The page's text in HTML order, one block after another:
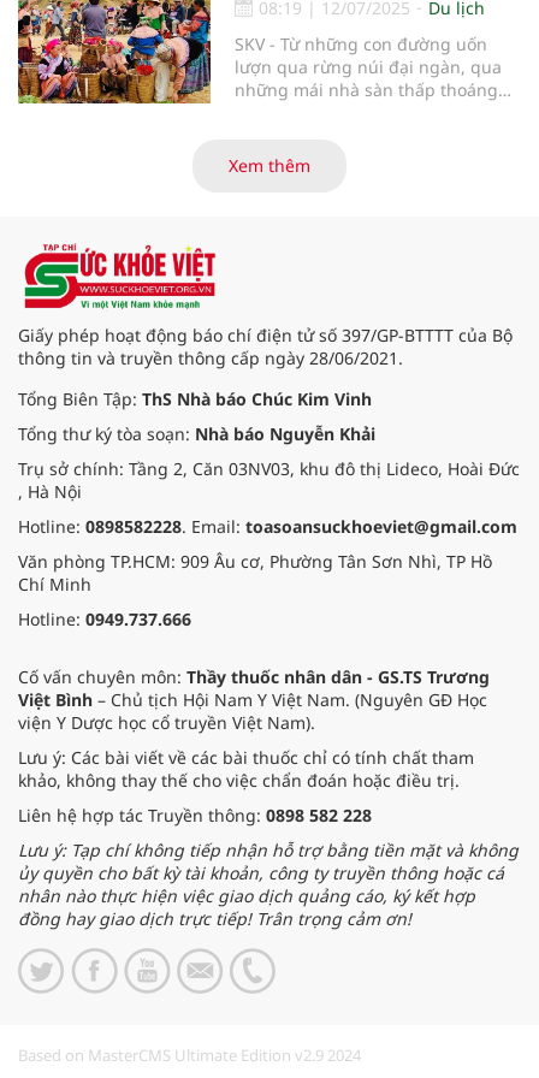
08:19 | 12/07/2025
Du lịch
SKV - Từ những con đường uốn
lượn qua rừng núi đại ngàn, qua
những mái nhà sàn thấp thoáng
một bức tranh sống động, mộc
mạc và đậm chất nhân văn. Ở nơi
Xem thêm
Giấy phép hoạt động báo chí điện tử số 397/GP-BTTTT của Bộ
thông tin và truyền thông cấp ngày 28/06/2021.
Tổng Biên Tập: ThS Nhà báo Chúc Kim Vinh
Tổng thư ký tòa soạn: Nhà báo Nguyễn Khải
Trụ sở chính: Tầng 2, Căn 03NV03, khu đô thị Lideco, Hoài Đức
, Hà Nội
Hotline: 0898582228. Email: toasoansuckhoeviet@gmail.com
Văn phòng TP.HCM: 909 Âu cơ, Phường Tân Sơn Nhì, TP Hồ
Chí Minh
Hotline: 0949.737.666
Cố vấn chuyên môn: Thầy thuốc nhân dân - GS.TS Trương
Việt Bình – Chủ tịch Hội Nam Y Việt Nam. (Nguyên GĐ Học
viện Y Dược học cổ truyền Việt Nam).
Lưu ý: Các bài viết về các bài thuốc chỉ có tính chất tham
khảo, không thay thế cho việc chẩn đoán hoặc điều trị.
Liên hệ hợp tác Truyền thông: 0898 582 228
Lưu ý: Tạp chí không tiếp nhận hỗ trợ bằng tiền mặt và không
ủy quyền cho bất kỳ tài khoản, công ty truyền thông hoặc cá
nhân nào thực hiện việc giao dịch quảng cáo, ký kết hợp
đồng hay giao dịch trực tiếp! Trân trọng cảm ơn!
Based on MasterCMS Ultimate Edition v2.9 2024